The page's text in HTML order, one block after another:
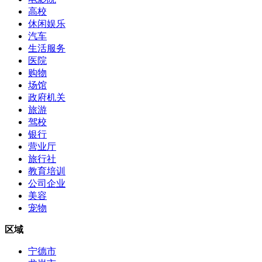
高校
休闲娱乐
汽车
生活服务
医院
购物
场馆
政府机关
旅游
驾校
银行
营业厅
旅行社
教育培训
公司企业
美容
宠物
区域
宁德市